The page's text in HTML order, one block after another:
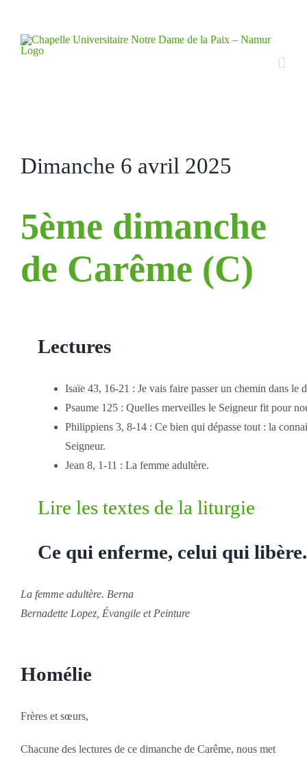
content
Dimanche 6 avril 2025
5ème dimanche
de Carême (C)
Lectures
Isaïe 43, 16-21 : Je vais faire passer un chemin dans le
Psaume 125 : Quelles merveilles le Seigneur fit pour
Philippiens 3, 8-14 : Ce bien qui dépasse tout : la
Seigneur.
Jean 8, 1-11 : La femme adultère.
Lire les textes de la liturgie
Ce qui enferme, celui qui libère.
La femme adultère. Berna
Bernadette Lopez, Évangile et Peinture
Homélie
Frères et sœurs,
Chacune des lectures de ce dimanche de Carême, nous met